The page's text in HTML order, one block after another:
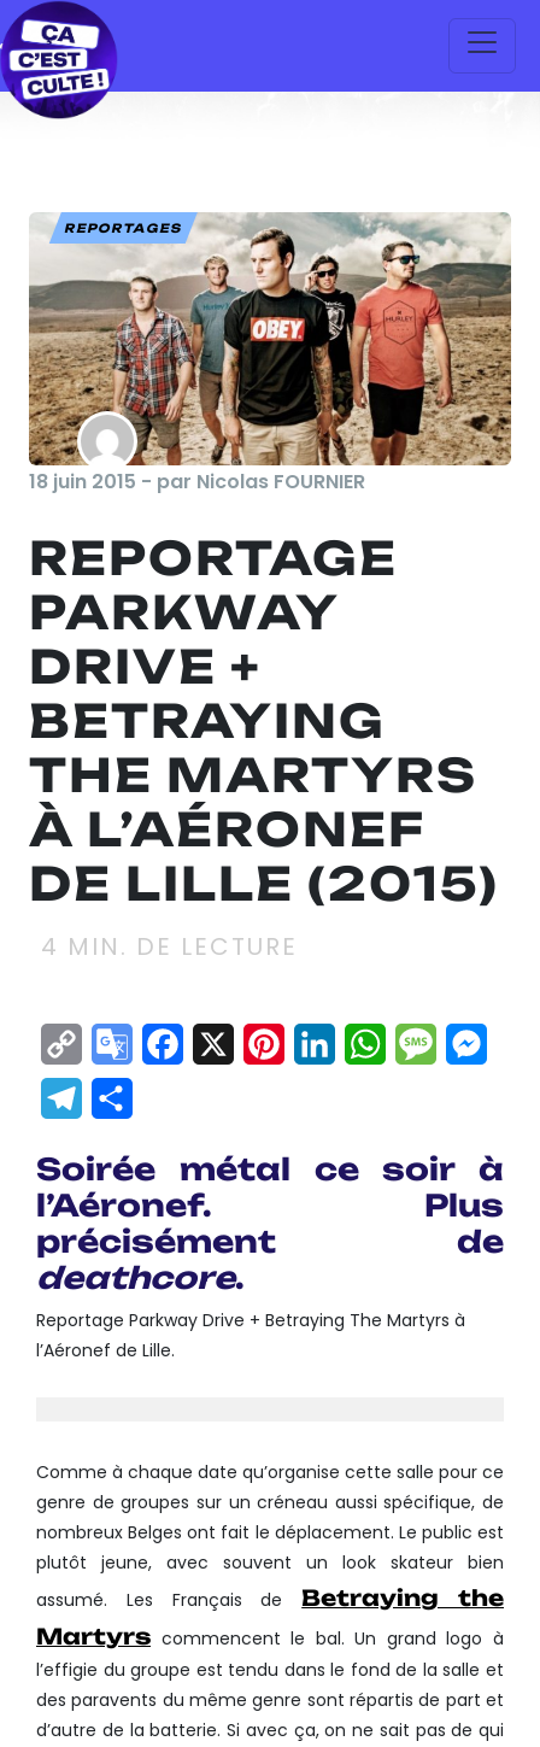
REPORTAGES
18 juin 2015 - par Nicolas FOURNIER
REPORTAGE
PARKWAY
DRIVE +
BETRAYING
THE MARTYRS
À L’AÉRONEF
DE LILLE (2015)
4 MIN. DE LECTURE
Copy
Link
GoogleFacebook
X Pinterest
LinkedInWhatsApp
Telegram
Soirée métal ce soir à
l’Aéronef. Plus
précisément de
deathcore.
Reportage Parkway Drive + Betraying The Martyrs à
l’Aéronef de Lille.
Comme à chaque date qu’organise cette salle pour ce
genre de groupes sur un créneau aussi spécifique, de
nombreux Belges ont fait le déplacement. Le public est
plutôt jeune, avec souvent un look skateur bien
assumé. Les Français de Betraying the
Martyrs commencent le bal. Un grand logo à
l’effigie du groupe est tendu dans le fond de la salle et
des paravents du même genre sont répartis de part et
d’autre de la batterie. Si avec ça, on ne sait pas de qui